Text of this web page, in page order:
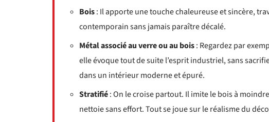
Bois: Il apporte une touche chaleureuse et sincère,
contemporain sans jamais paraître décalé.
Métal associé au verre ou au bois: Regardez par
elle évoque tout de suite l’esprit industriel, sans
dans un intérieur moderne et épuré.
Stratifié: On le croise partout. Il imite le bois à
nettoie sans effort. Tout se joue sur le réalisme du